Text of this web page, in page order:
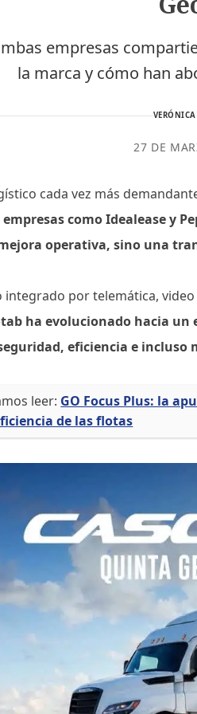
empresas
la marca y cómo han
27 DE
cada vez más
empresas como Idealease y
operativa, sino una
integrado por telemática,
ha evolucionado hacia
eficiencia e
leer: GO Focus Plus: la
de las flotas